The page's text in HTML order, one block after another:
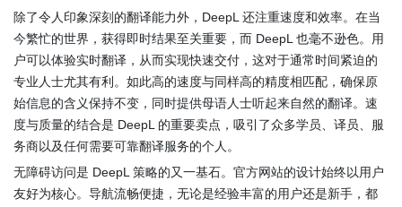
除了令人印象深刻的翻译能力外，DeepL 还注重速度和效率。在当
今繁忙的世界，获得即时结果至关重要，而 DeepL 也毫不逊色。用
户可以体验实时翻译，从而实现快速交付，这对于通常时间紧迫的
专业人士尤其有利。如此高的速度与同样高的精度相匹配，确保原
始信息的含义保持不变，同时提供母语人士听起来自然的翻译。速
度与质量的结合是 DeepL 的重要卖点，吸引了众多学员、译员、服
务商以及任何需要可靠翻译服务的个人。
无障碍访问是 DeepL 策略的又一基石。官方网站的设计始终以用户
友好为核心。导航流畅便捷，无论是经验丰富的用户还是新手，都